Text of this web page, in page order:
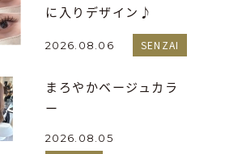
に入りデザイン♪
2026.08.06 SENZAI
まろやかベージュカラ
ー
2026.08.05